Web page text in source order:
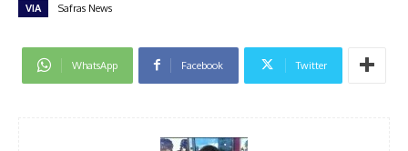
VIA Safras News
WhatsApp Facebook Twitter